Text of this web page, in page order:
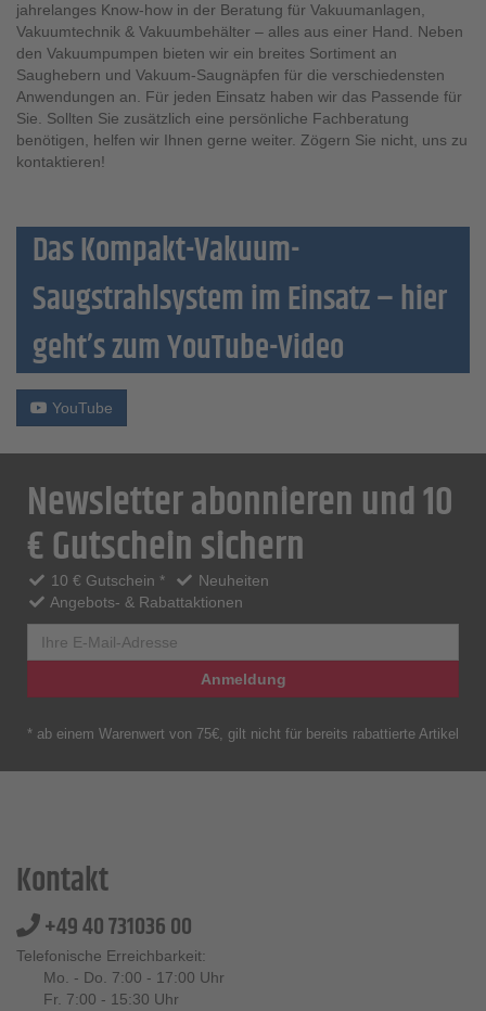
jahrelanges Know-how in der Beratung für Vakuumanlagen,
Vakuumtechnik & Vakuumbehälter – alles aus einer Hand. Neben
den Vakuumpumpen bieten wir ein breites Sortiment an
Saughebern und Vakuum-Saugnäpfen für die verschiedensten
Anwendungen an. Für jeden Einsatz haben wir das Passende für
Sie. Sollten Sie zusätzlich eine persönliche Fachberatung
benötigen, helfen wir Ihnen gerne weiter. Zögern Sie nicht, uns zu
kontaktieren!
Das Kompakt-Vakuum-
Saugstrahlsystem im Einsatz – hier
geht’s zum YouTube-Video
YouTube
Newsletter abonnieren und 10
€ Gutschein sichern
10 € Gutschein *
Neuheiten
Angebots- & Rabattaktionen
Anmeldung
* ab einem Warenwert von 75€, gilt nicht für bereits rabattierte Artikel
Kontakt
+49 40 731036 00
Telefonische Erreichbarkeit:
Mo. - Do. 7:00 - 17:00 Uhr
Fr. 7:00 - 15:30 Uhr